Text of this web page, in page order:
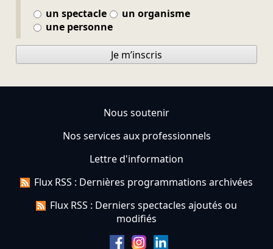
un spectacle
un organisme
une personne
Je m’inscris
Nous soutenir
Nos services aux professionnels
Lettre d'information
Flux RSS : Dernières programmations archivées
Flux RSS : Derniers spectacles ajoutés ou
modifiés